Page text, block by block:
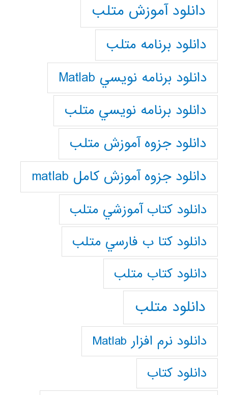
دانلود آموزش متلب
دانلود برنامه متلب
دانلود برنامه نويسي Matlab
دانلود برنامه نويسي متلب
دانلود جزوه آموزش متلب
دانلود جزوه آموزش کامل matlab
دانلود كتاب آموزشي متلب
دانلود كتا ب فارسي متلب
دانلود كتاب متلب
دانلود متلب
دانلود نرم افزار Matlab
دانلود کتاب